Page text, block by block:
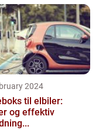
2024
til elbiler:
og effektiv